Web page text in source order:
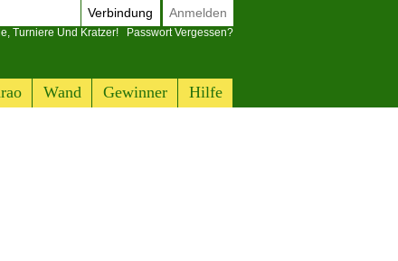
Wand Gewinner Hilfe
Verbindung Anmelden
Turniere Und Kratzer! Passwort Vergessen?